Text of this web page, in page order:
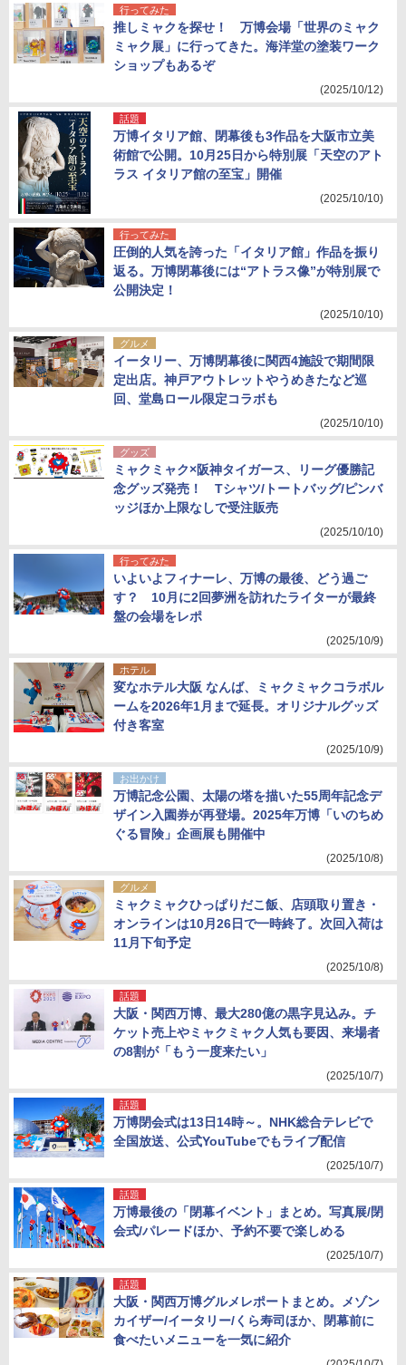
行ってみた
推しミャクを探せ！ 万博会場「世界のミャク
ミャク展」に行ってきた。海洋堂の塗装ワーク
ショップもあるぞ
(2025/10/12)
話題
万博イタリア館、閉幕後も3作品を大阪市立美
術館で公開。10月25日から特別展「天空のアト
ラス イタリア館の至宝」開催
(2025/10/10)
行ってみた
圧倒的人気を誇った「イタリア館」作品を振り
返る。万博閉幕後には“アトラス像”が特別展で
公開決定！
(2025/10/10)
グルメ
イータリー、万博閉幕後に関西4施設で期間限
定出店。神戸アウトレットやうめきたなど巡
回、堂島ロール限定コラボも
(2025/10/10)
グッズ
ミャクミャク×阪神タイガース、リーグ優勝記
念グッズ発売！ Tシャツ/トートバッグ/ピンバ
ッジほか上限なしで受注販売
(2025/10/10)
行ってみた
いよいよフィナーレ、万博の最後、どう過ご
す？ 10月に2回夢洲を訪れたライターが最終
盤の会場をレポ
(2025/10/9)
ホテル
変なホテル大阪 なんば、ミャクミャクコラボル
ームを2026年1月まで延長。オリジナルグッズ
付き客室
(2025/10/9)
お出かけ
万博記念公園、太陽の塔を描いた55周年記念デ
ザイン入園券が再登場。2025年万博「いのちめ
ぐる冒険」企画展も開催中
(2025/10/8)
グルメ
ミャクミャクひっぱりだこ飯、店頭取り置き・
オンラインは10月26日で一時終了。次回入荷は
11月下旬予定
(2025/10/8)
話題
大阪・関西万博、最大280億の黒字見込み。チ
ケット売上やミャクミャク人気も要因、来場者
の8割が「もう一度来たい」
(2025/10/7)
話題
万博閉会式は13日14時～。NHK総合テレビで
全国放送、公式YouTubeでもライブ配信
(2025/10/7)
話題
万博最後の「閉幕イベント」まとめ。写真展/閉
会式/パレードほか、予約不要で楽しめる
(2025/10/7)
話題
大阪・関西万博グルメレポートまとめ。メゾン
カイザー/イータリー/くら寿司ほか、閉幕前に
食べたいメニューを一気に紹介